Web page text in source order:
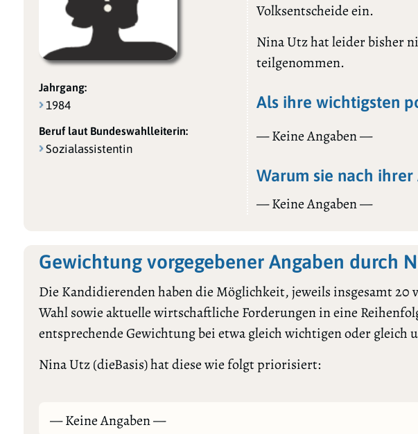
Jahrgang:
1984
Beruf laut Bundeswahlleiterin:
Sozialassistentin
Volksentscheide ein.
Nina Utz hat leider bisher
teilgenommen.
Als ihre wichtigsten
— Keine Angaben —
Warum sie nach
— Keine Angaben —
Gewichtung vorgegebener Angaben durch
Die Kandidierenden haben die Möglichkeit, jeweils insgesamt 20
Wahl sowie aktuelle wirtschaftliche Forderungen in eine
entsprechende Gewichtung bei etwa gleich wichtigen oder
Nina Utz (dieBasis) hat diese wie folgt priorisiert:
— Keine Angaben —